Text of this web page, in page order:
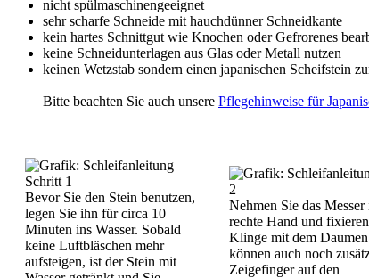
nicht spülmaschinengeeignet
sehr scharfe Schneide mit hauchdünner Schneidkante
kein hartes Schnittgut wie Knochen oder Gefrorenes
keine Schneidunterlagen aus Glas oder Metall nutzen
keinen Wetzstab sondern einen japanischen Scheifstein
Bitte beachten Sie auch unsere Pflegehinweise für
Bevor Sie den Stein benutzen,
legen Sie ihn für circa 10
Minuten ins Wasser. Sobald
keine Luftbläschen mehr
aufsteigen, ist der Stein mit
Nehmen Sie das Messer
rechte Hand und
Klinge mit dem
können auch noch
Zeigefinger auf den